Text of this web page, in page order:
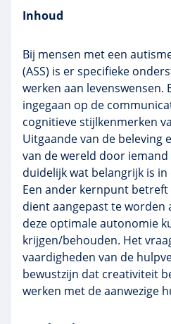
Inhoud
Bij mensen met een
(ASS) is er specifieke
werken aan levenswensen.
ingegaan op de
cognitievestijlkenmerken
Uitgaande van de beleving
van de wereld door iemand
duidelijk wat belangrijk is
Een ander kernpunt betreft
dient aangepast te worden
deze optimale autonomie
krijgen/behouden. Het
vaardigheden van de
bewustzijn dat creativiteit
werken met de aanwezige